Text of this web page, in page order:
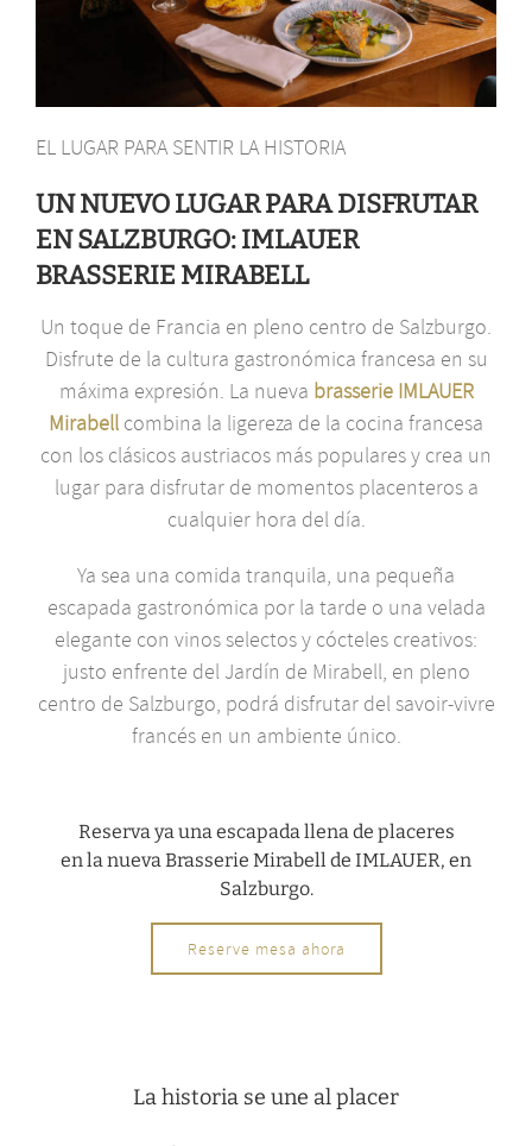
EL LUGAR PARA SENTIR LA HISTORIA
UN NUEVO LUGAR PARA DISFRUTAR
EN SALZBURGO: IMLAUER
BRASSERIE MIRABELL
Un toque de Francia en pleno centro de Salzburgo.
Disfrute de la cultura gastronómica francesa en su
máxima expresión. La nueva brasserie IMLAUER
Mirabell combina la ligereza de la cocina francesa
con los clásicos austriacos más populares y crea un
lugar para disfrutar de momentos placenteros a
cualquier hora del día.
Ya sea una comida tranquila, una pequeña
escapada gastronómica por la tarde o una velada
elegante con vinos selectos y cócteles creativos:
justo enfrente del Jardín de Mirabell, en pleno
centro de Salzburgo, podrá disfrutar del savoir-vivre
francés en un ambiente único.
Reserva ya una escapada llena de placeres
en la nueva Brasserie Mirabell de IMLAUER, en
Salzburgo.
Reserve mesa ahora
La historia se une al placer